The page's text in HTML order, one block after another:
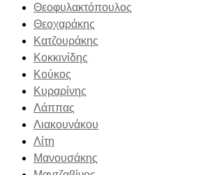
Θεοφυλακτόπουλος
Θεοχαράκης
Κατζουράκης
Κοκκινίδης
Κούκος
Κυραρίνης
Λάππας
Λιακουνάκου
Λίτη
Μανουσάκης